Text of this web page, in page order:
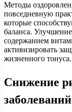
Методы
повседневную
которые
баланса.
содержанием
активизировать
жизненного тонуса.
Снижение
заболеваний